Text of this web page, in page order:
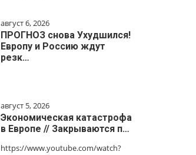
август 6, 2026
ПРОГНОЗ снова Ухудшился!
Европу и Россию ждут
резк…
август 5, 2026
Экономическая катастрофа
в Европе // Закрываются п…
https://www.youtube.com/watch?